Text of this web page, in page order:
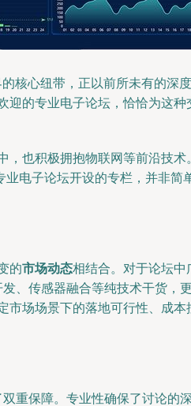
核心纽带，正以前所未有的深
的专业电子论坛，恰恰为这
也积极拥抱物联网等前沿技
电子论坛开设的专栏，并非
的市场动态相结合。对于论坛中
、传感器融合等纯技术干货，
场场景下的落地可行性、成
重保障。专业性确保了讨论的